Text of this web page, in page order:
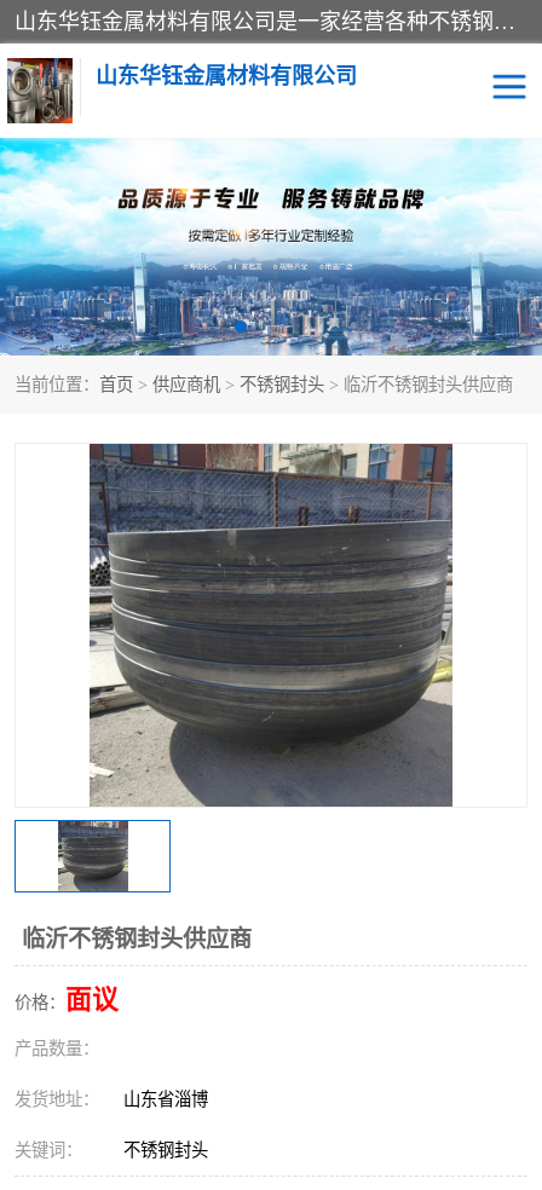
山东华钰金属材料有限公司是一家经营各种不锈钢管材、板材、圆钢、法兰、封头、型材等产品的公司；主营产品有：不锈钢管，激光切割，管件标准件，不锈钢圆钢，不锈钢人孔，不锈钢亮管，不锈钢角钢，不锈钢加工，不锈钢管子，不锈钢工业方管，不锈钢封头，不锈钢法兰，不锈钢阀门，不锈钢槽钢，不锈钢扁钢，不锈钢板等；可为客户制作各种规格的型材及不锈钢配件、非标准件及各种容器具等，能满足客户的不同采购要求。
山东华钰金属材料有限公司
当前位置： 首页 > 供应商机 > 不锈钢封头 > 临沂不锈钢封头供应商
临沂不锈钢封头供应商
价格： 面议
产品数量：
发货地址： 山东省淄博
关键词： 不锈钢封头
不锈钢管 激光切割
管件标准件 不锈钢圆钢
不锈钢人孔 不锈钢亮管
不锈钢角钢 不锈钢加工
不锈钢板 不锈钢工业方管
不锈钢封头 不锈钢法兰
不锈钢阀门 不锈钢槽钢
不锈钢扁钢